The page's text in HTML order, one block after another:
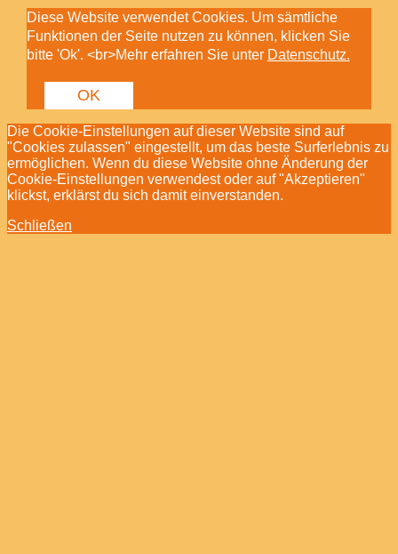
Diese Website verwendet Cookies. Um sämtliche
Funktionen der Seite nutzen zu können, klicken Sie
bitte 'Ok'. <br>Mehr erfahren Sie unter Datenschutz.
OK
Die Cookie-Einstellungen auf dieser Website sind auf
"Cookies zulassen" eingestellt, um das beste Surferlebnis zu
ermöglichen. Wenn du diese Website ohne Änderung der
Cookie-Einstellungen verwendest oder auf "Akzeptieren"
klickst, erklärst du sich damit einverstanden.
Schließen